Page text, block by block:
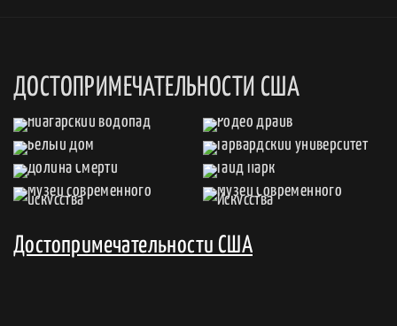
ДОСТОПРИМЕЧАТЕЛЬНОСТИ США
Достопримечательности США